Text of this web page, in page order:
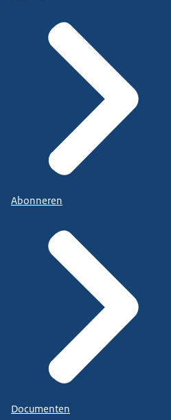
Abonneren
Documenten